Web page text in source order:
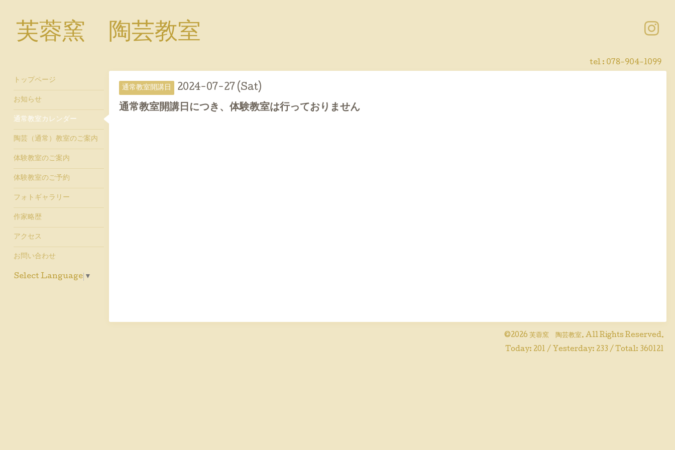
芙蓉窯 陶芸教室
tel : 078-904-1099
通常教室開講日 2024-07-27 (Sat)
通常教室開講日につき、体験教室は行っておりません
©2026 芙蓉窯 陶芸教室. All Rights Reserved.
Today: 201 / Yesterday: 233 / Total: 360121
トップページ
お知らせ
通常教室カレンダー
陶芸（通常）教室のご案内
体験教室のご案内
体験教室のご予約
フォトギャラリー
作家略歴
アクセス
お問い合わせ
Select Language ▼